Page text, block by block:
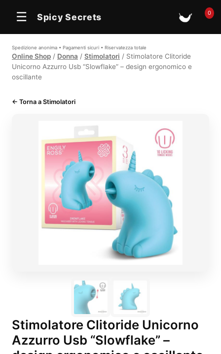
☰ Spicy Secrets 🛒0
Spedizione anonima • Pagamenti sicuri • Riservatezza totale
Online Shop / Donna / Stimolatori / Stimolatore Clitoride
Unicorno Azzurro Usb “Slowflake” – design ergonomico e
oscillante
← Torna a Stimolatori
Stimolatore Clitoride Unicorno
Azzurro Usb “Slowflake” –